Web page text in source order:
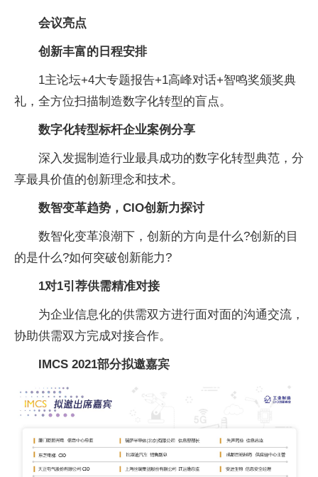
会议亮点
创新丰富的日程安排
1主论坛+4大专题报告+1高峰对话+智鸣奖颁奖典
礼，全方位扫描制造数字化转型的盲点。
数字化转型标杆企业案例分享
深入发掘制造行业最具成功的数字化转型典范，分
享最具价值的创新理念和技术。
数智变革趋势，CIO创新力探讨
数智化变革浪潮下，创新的方向是什么?创新的目
的是什么?如何突破创新能力?
1对1引荐供需精准对接
为企业信息化的供需双方进行面对面的沟通交流，
协助供需双方完成对接合作。
IMCS 2021部分拟邀嘉宾